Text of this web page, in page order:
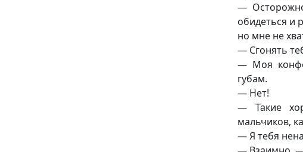
—
обидеться и
но мне не
— Сгонять
— Моя
губам.
— Нет!
— Такие
мальчиков,
— Я тебя